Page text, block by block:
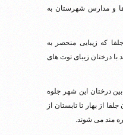
و مدارس شهرستان به
که زیبایی منحصر به
با درختان زیبای توت های
درختان این شهر جلوه
از بهار تا تابستان از
مند می شوند.